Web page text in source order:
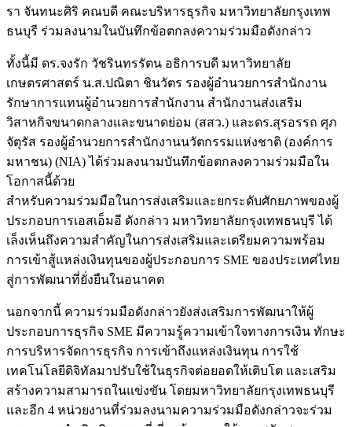
รา จันทนะศิริ คณบดี คณะบริหารธุรกิจ มหาวิทยาลัยกรุงเทพ
ธนบุรี ร่วมลงนามในบันทึกข้อตกลงความร่วมมือดังกล่าว
ทั้งนี้มี ดร.จงรัก วัชรินทรรัตน อธิการบดี มหาวิทยาลัย
เกษตรศาสตร์ น.ส.ปณิตา ชินวัตร รองผู้อำนวยการสำนักงาน
รักษาการแทนผู้อำนวยการสำนักงาน สำนักงานส่งเสริม
วิสาหกิจขนาดกลางและขนาดย่อม (สสว.) และดร.สุรอรรถ ศุภ
จัตุรัส รองผู้อำนวยการสำนักงานนวัตกรรมแห่งชาติ (องค์การ
มหาชน) (NIA) ได้ร่วมลงนามบันทึกข้อตกลงความร่วมมือใน
โอกาสนี้ด้วย
สำหรับความร่วมมือในการส่งเสริมและยกระดับศักยภาพของผู้
ประกอบการเอสเอ็มอี ดังกล่าว มหาวิทยาลัยกรุงเทพธนบุรี ได้
เล็งเห็นถึงความสำคัญในการส่งเสริมและเตรียมความพร้อม
การเข้าสู้แหล่งเงินทุนของผู้ประกอบการ SME ของประเทศไทย
สู่การพัฒนาที่ยั่งยืนในอนาคต
นอกจากนี้ ความร่วมมือดังกล่าวยังส่งเสริมการพัฒนาให้ผู้
ประกอบการธุรกิจ SME มีความรู้ความเข้าใจทางการเงิน ทักษะ
การบริหารจัดการธุรกิจ การเข้าถึงแหล่งเงินทุน การใช้
เทคโนโลยีดิจิทัลมาปรับใช้ในธุรกิจต่อยอดให้เติบโต และเสริม
สร้างความสามารถในแข่งขัน โดยมหาวิทยาลัยกรุงเทพธนบุรี
และอีก 4 หน่วยงานที่ร่วมลงนามความร่วมมือดังกล่าวจะร่วม